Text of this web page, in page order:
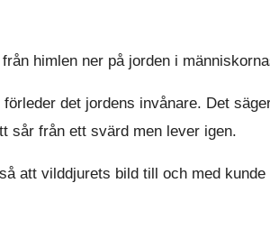
himlen ner på jorden i
det jordens invånare. Det
sår från ett svärd men lever igen.
att vilddjurets bild till och med kunde